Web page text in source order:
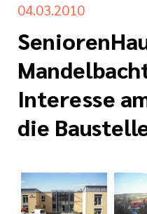
und
und zentrale
Sanitätshäuser
Care
cts
und FAQs
04.03.2010
Interesse
die